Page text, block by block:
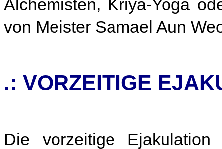
Alchemisten, Kriya-Yoga
von Meister Samael Aun
.: VORZEITIGE
Die vorzeitige